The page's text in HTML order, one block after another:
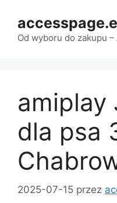
treściOd wyboru do zakupu
amiplay
dla psa
2025-07-15 przez